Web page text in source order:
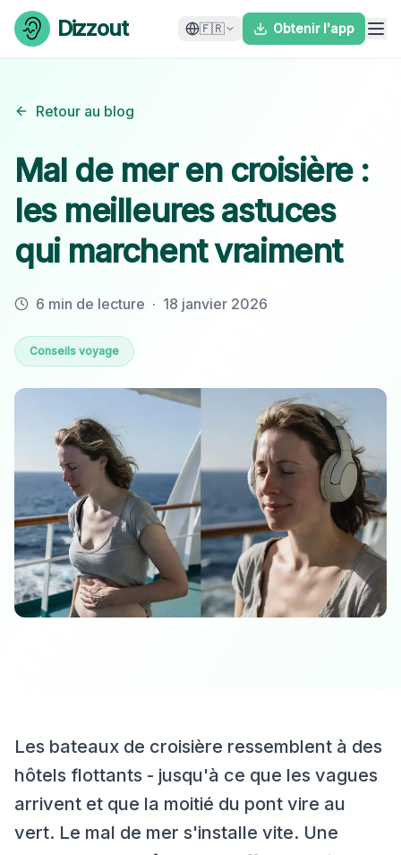
Skip to content
Dizzout 🇫🇷 Obtenir l'app
Retour au blog
Mal de mer en croisière :
les meilleures astuces
qui marchent vraiment
6 min de lecture · 18 janvier 2026
Conseils voyage
Les bateaux de croisière ressemblent à des
hôtels flottants - jusqu'à ce que les vagues
arrivent et que la moitié du pont vire au
vert. Le mal de mer s'installe vite. Une